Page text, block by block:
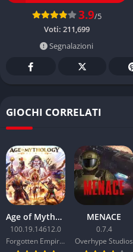
3.9/5
Voti: 211,699
Segnalazioni
GIOCHI CORRELATI
Age of Mythology: Retold
100.19.14612.0
Forgotten Empires
MENACE
0.7.4
Overhype Studios